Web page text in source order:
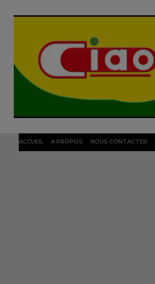
ACCUEIL A PROPOS NOUS CONTACTER